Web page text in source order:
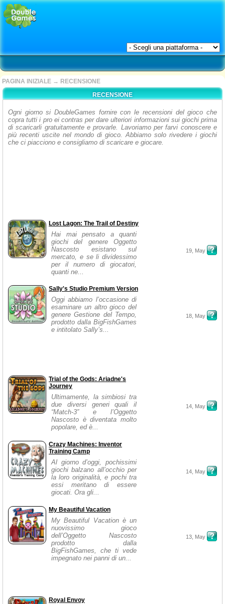
PAGINA INIZIALE → RECENSIONE
RECENSIONE
Ogni giorno si DoubleGames fornire con le recensioni del gioco che
copra tutti i pro ei contras per dare ulteriori informazioni sui giochi prima
di scaricarli gratuitamente e provarle. Lavoriamo per farvi conoscere e
più recenti uscite nel mondo di gioco. Abbiamo solo rivedere i giochi
che ci piacciono e consigliamo di scaricare e giocare.
Lost Lagon: The Trail of Destiny
Hai mai pensato a quanti
giochi del genere Oggetto
Nascosto esistano sul
mercato, e se li dividessimo
per il numero di giocatori,
quanti ne...
19, May
Sally's Studio Premium Version
Oggi abbiamo l’occasione di
esaminare un altro gioco del
genere Gestione del Tempo,
prodotto dalla BigFishGames
e intitolato Sally’s...
18, May
Trial of the Gods: Ariadne's
Journey
Ultimamente, la simbiosi tra
due diversi generi quali il
“Match-3” e l’Oggetto
Nascosto è diventata molto
popolare, ed è...
14, May
Crazy Machines: Inventor
Training Camp
Al giorno d’oggi, pochissimi
giochi balzano all’occhio per
la loro originalità, e pochi tra
essi meritano di essere
giocati. Ora gli...
14, May
My Beautiful Vacation
My Beautiful Vacation è un
nuovissimo gioco
dell’Oggetto Nascosto
prodotto dalla
BigFishGames, che ti vede
impegnato nei panni di un...
13, May
Royal Envoy